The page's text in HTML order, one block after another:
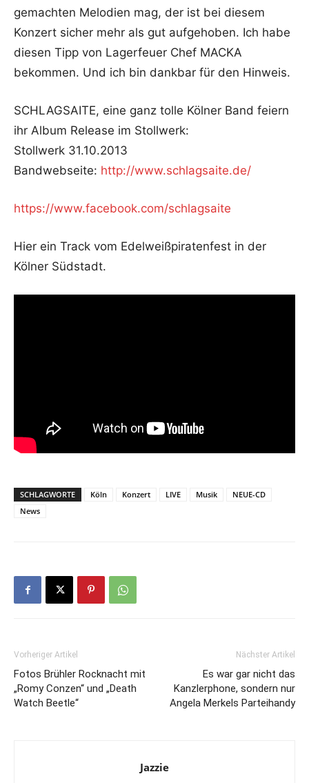
gemachten Melodien mag, der ist bei diesem
Konzert sicher mehr als gut aufgehoben. Ich habe
diesen Tipp von Lagerfeuer Chef MACKA
bekommen. Und ich bin dankbar für den Hinweis.
SCHLAGSAITE, eine ganz tolle Kölner Band feiern
ihr Album Release im Stollwerk:
Stollwerk 31.10.2013
Bandwebseite: http://www.schlagsaite.de/
https://www.facebook.com/schlagsaite
Hier ein Track vom Edelweißpiratenfest in der
Kölner Südstadt.
SCHLAGWORTE Köln Konzert LIVE Musik
NEUE-CD
News
Vorheriger Artikel
Fotos Brühler Rocknacht mit
„Romy Conzen“ und „Death
Watch Beetle“
Nächster Artikel
Es war gar nicht das
Kanzlerphone, sondern nur
Angela Merkels Parteihandy
Jazzie